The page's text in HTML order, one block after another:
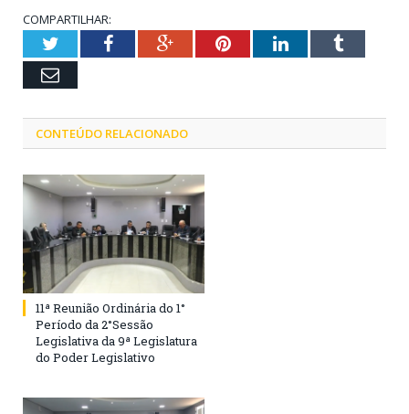
COMPARTILHAR:
TwitterFacebookGoogle+PinterestLinkedInTumblr
Email
CONTEÚDO RELACIONADO
11ª Reunião Ordinária do 1°
Período da 2°Sessão
Legislativa da 9ª Legislatura
do Poder Legislativo